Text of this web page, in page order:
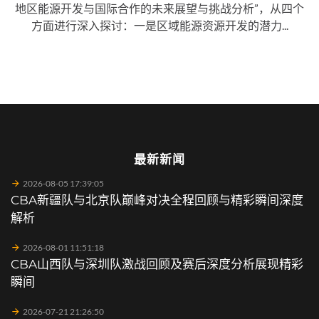
地区能源开发与国际合作的未来展望与挑战分析”，从四个
方面进行深入探讨：一是区域能源资源开发的潜力...
最新新闻
2026-08-05 17:39:05
CBA新疆队与北京队巅峰对决全程回顾与精彩瞬间深度
解析
2026-08-01 11:51:18
CBA山西队与深圳队激战回顾及赛后深度分析展现精彩
瞬间
2026-07-21 21:26:50